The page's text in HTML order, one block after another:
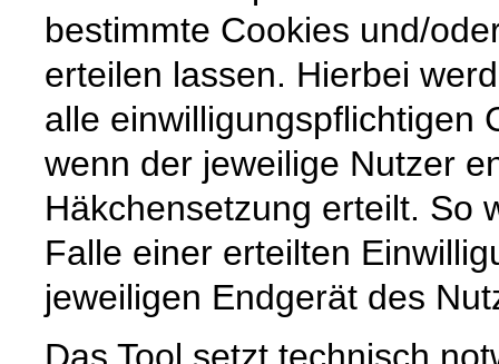
bestimmte Cookies und/
erteilen lassen. Hierbei
alle einwilligungspflichtigen
wenn der jeweilige Nutzer
Häkchensetzung erteilt. So
Falle einer erteilten
jeweiligen Endgerät des